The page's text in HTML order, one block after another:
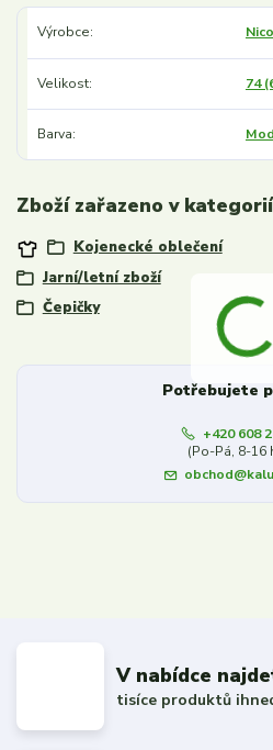
Výrobce
Velikost 74
Barva
Zboží zařazeno v
Kojenecké oblečení
Jarní/letní zboží
Čepičky
Potřebujete
+420 608
(Po-Pá, 8-16
V nabídce
tisíce produktů